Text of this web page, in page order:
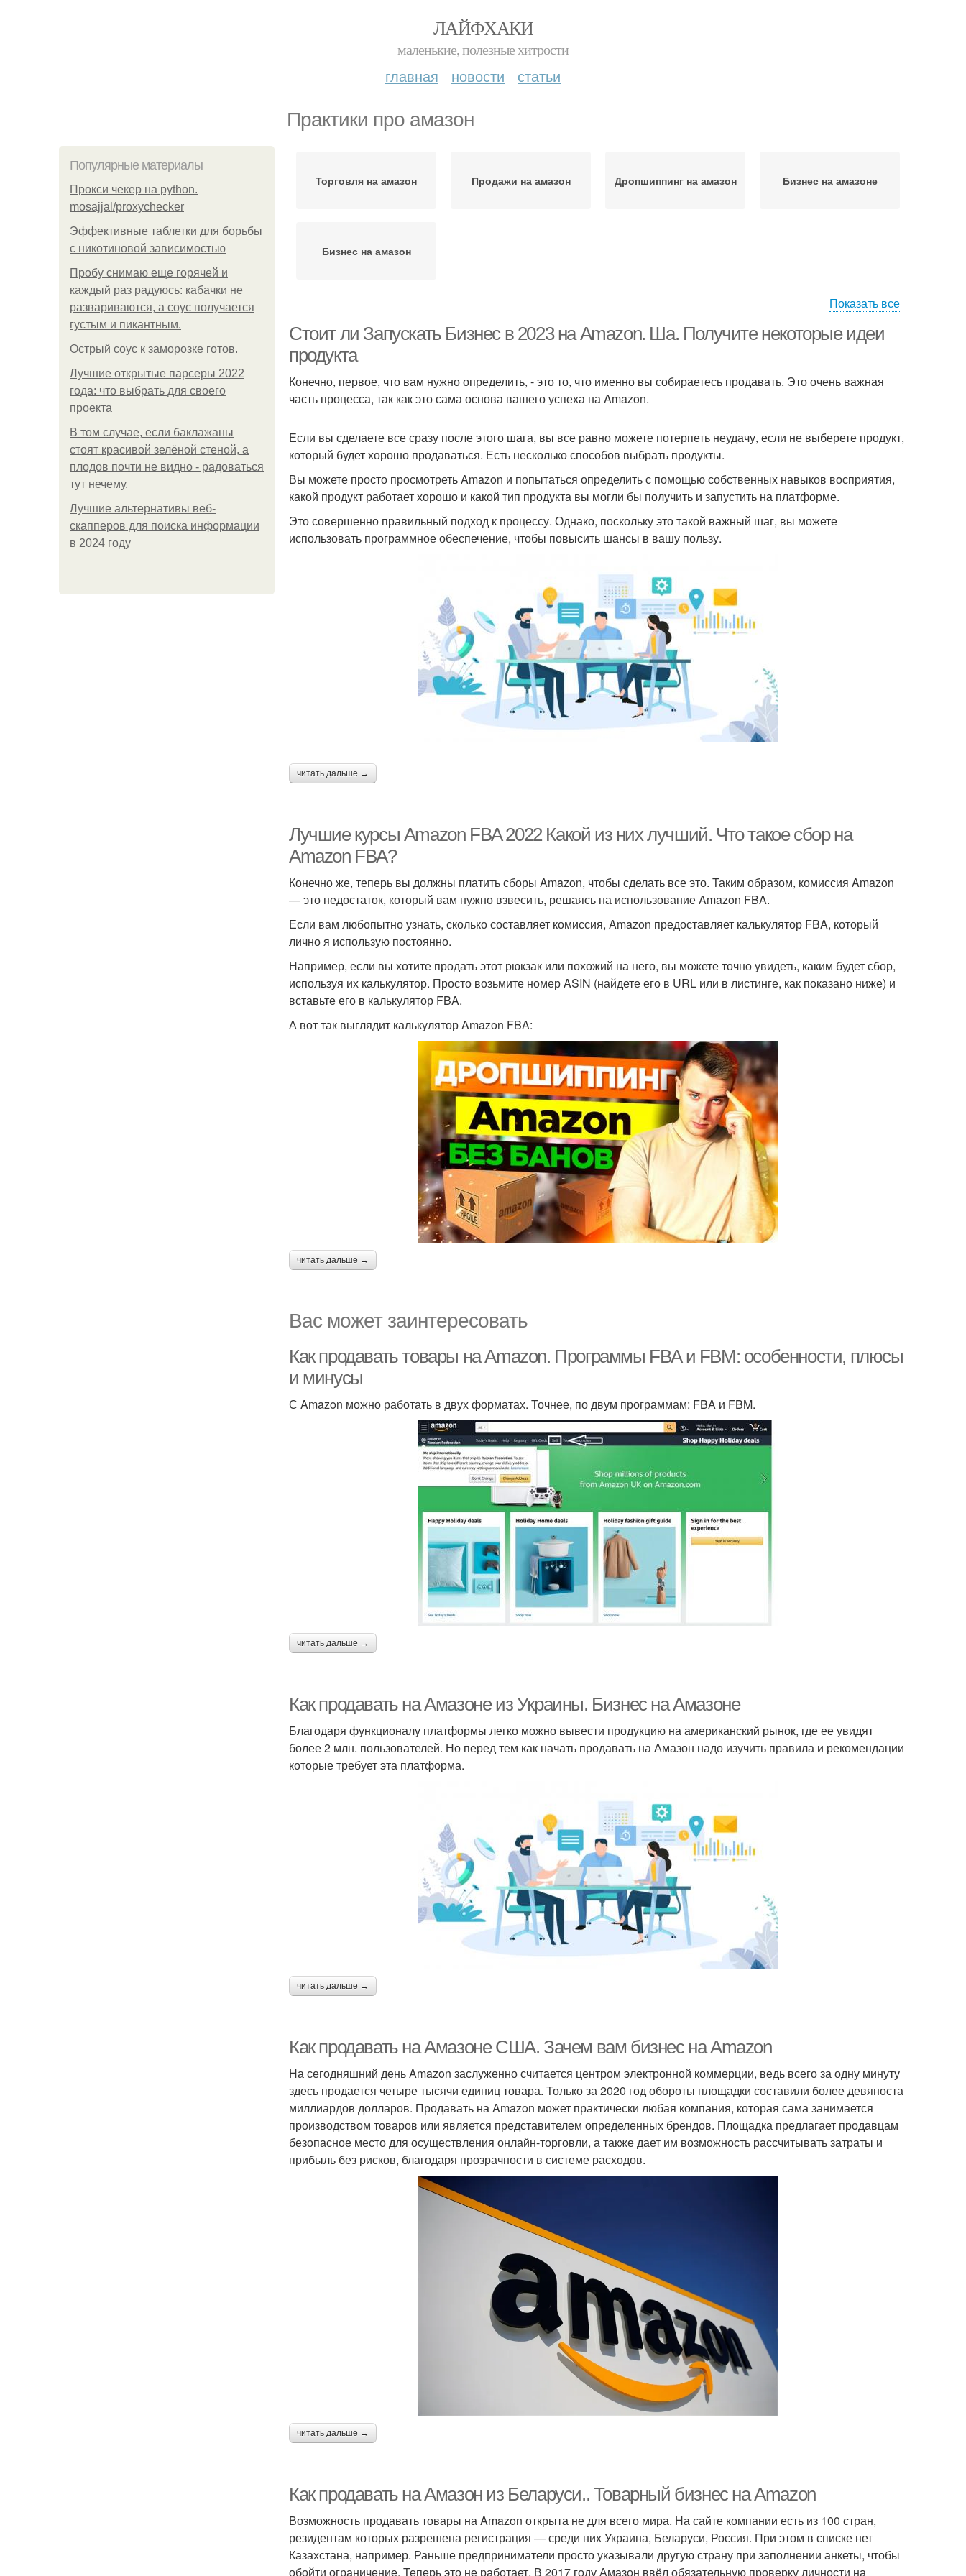
ЛАЙФХАКИ
маленькие, полезные хитрости
главная новости статьи
Практики про амазон
Популярные материалы
Прокси чекер на python.
mosajjal/proxychecker
Эффективные таблетки для борьбы
с никотиновой зависимостью
Пробу снимаю еще горячей и
каждый раз радуюсь: кабачки не
развариваются, а соус получается
густым и пикантным.
Острый соус к заморозке готов.
Лучшие открытые парсеры 2022
года: что выбрать для своего
проекта
В том случае, если баклажаны
стоят красивой зелёной стеной, а
плодов почти не видно - радоваться
тут нечему.
Лучшие альтернативы веб-
скапперов для поиска информации
в 2024 году
Торговля на амазон Продажи на амазон Дропшиппинг на амазон Бизнес на амазоне
Бизнес на амазон
Показать все
Стоит ли Запускать Бизнес в 2023 на Amazon. Ша. Получите некоторые идеи
продукта
Конечно, первое, что вам нужно определить, - это то, что именно вы собираетесь продавать. Это очень важная
часть процесса, так как это сама основа вашего успеха на Amazon.
Если вы сделаете все сразу после этого шага, вы все равно можете потерпеть неудачу, если не выберете продукт,
который будет хорошо продаваться. Есть несколько способов выбрать продукты.
Вы можете просто просмотреть Amazon и попытаться определить с помощью собственных навыков восприятия,
какой продукт работает хорошо и какой тип продукта вы могли бы получить и запустить на платформе.
Это совершенно правильный подход к процессу. Однако, поскольку это такой важный шаг, вы можете
использовать программное обеспечение, чтобы повысить шансы в вашу пользу.
читать дальше →
Лучшие курсы Amazon FBA 2022 Какой из них лучший. Что такое сбор на
Amazon FBA?
Конечно же, теперь вы должны платить сборы Amazon, чтобы сделать все это. Таким образом, комиссия Amazon
— это недостаток, который вам нужно взвесить, решаясь на использование Amazon FBA.
Если вам любопытно узнать, сколько составляет комиссия, Amazon предоставляет калькулятор FBA, который
лично я использую постоянно.
Например, если вы хотите продать этот рюкзак или похожий на него, вы можете точно увидеть, каким будет сбор,
используя их калькулятор. Просто возьмите номер ASIN (найдете его в URL или в листинге, как показано ниже) и
вставьте его в калькулятор FBA.
А вот так выглядит калькулятор Amazon FBA:
читать дальше →
Вас может заинтересовать
Как продавать товары на Amazon. Программы FBA и FBM: особенности, плюсы
и минусы
С Amazon можно работать в двух форматах. Точнее, по двум программам: FBA и FBM.
читать дальше →
Как продавать на Амазоне из Украины. Бизнес на Амазоне
Благодаря функционалу платформы легко можно вывести продукцию на американский рынок, где ее увидят
более 2 млн. пользователей. Но перед тем как начать продавать на Амазон надо изучить правила и рекомендации
которые требует эта платформа.
читать дальше →
Как продавать на Амазоне США. Зачем вам бизнес на Amazon
На сегодняшний день Amazon заслуженно считается центром электронной коммерции, ведь всего за одну минуту
здесь продается четыре тысячи единиц товара. Только за 2020 год обороты площадки составили более девяноста
миллиардов долларов. Продавать на Amazon может практически любая компания, которая сама занимается
производством товаров или является представителем определенных брендов. Площадка предлагает продавцам
безопасное место для осуществления онлайн-торговли, а также дает им возможность рассчитывать затраты и
прибыль без рисков, благодаря прозрачности в системе расходов.
читать дальше →
Как продавать на Амазон из Беларуси.. Товарный бизнес на Amazon
Возможность продавать товары на Amazon открыта не для всего мира. На сайте компании есть из 100 стран,
резидентам которых разрешена регистрация — среди них Украина, Беларуси, Россия. При этом в списке нет
Казахстана, например. Раньше предприниматели просто указывали другую страну при заполнении анкеты, чтобы
обойти ограничение. Теперь это не работает. В 2017 году Амазон ввёл обязательную проверку личности на